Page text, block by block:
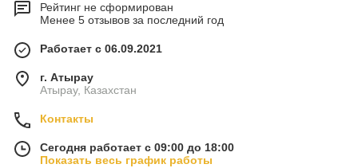
Рейтинг не сформирован
Менее 5 отзывов за последний год
Работает с 06.09.2021
г. Атырау
Атырау, Казахстан
Контакты
Сегодня работает с 09:00 до 18:00
Показать весь график работы